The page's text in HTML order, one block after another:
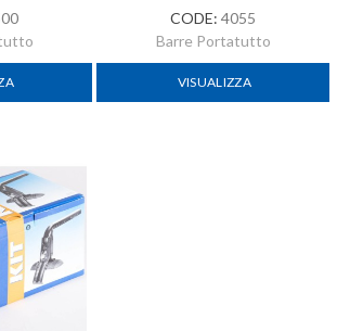
CODE: 4055
Barre Portatutto
VISUALIZZA